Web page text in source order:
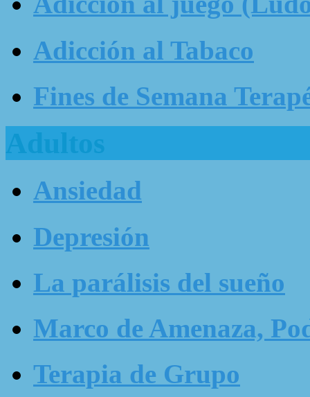
Adicción al Tabaco
Fines de Semana
Adultos
Ansiedad
Depresión
La parálisis del sueño
Marco de Amenaza,
Terapia de Grupo